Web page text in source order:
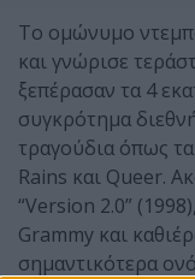
Το ομώνυμο
και γνώρισε
ξεπέρασαν τα 4
συγκρότημα
τραγούδια όπως
Rains και Queer.
“Version 2.0”
Grammy και
σημαντικότερα